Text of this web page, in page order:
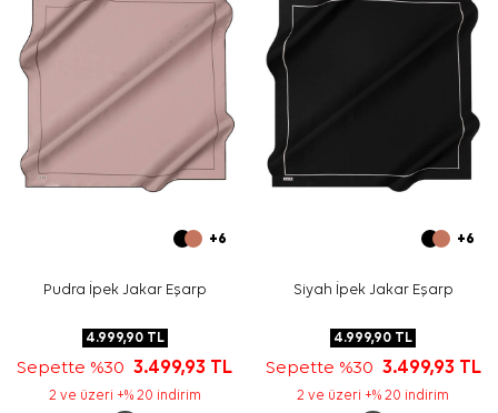
+6
Pudra İpek Jakar Eşarp
4.999,90TL
Sepette %303.499,93 TL
2 ve üzeri +% 20 indirim
+6
Siyah İpek Jakar Eşarp
4.999,90 TL
Sepette %30 3.499,93 TL
2 ve üzeri +% 20 indirim